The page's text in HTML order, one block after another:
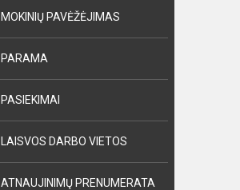
MOKINIŲ PAVĖŽĖJIMAS
PARAMA
PASIEKIMAI
LAISVOS DARBO VIETOS
ATNAUJINIMŲ PRENUMERATA